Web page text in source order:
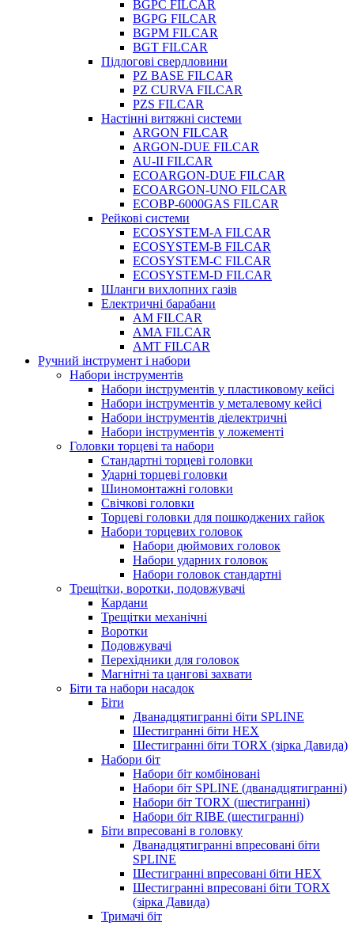
BGPC FILCAR
BGPG FILCAR
BGPM FILCAR
BGT FILCAR
Підлогові свердловини
PZ BASE FILCAR
PZ CURVA FILCAR
PZS FILCAR
Настінні витяжні системи
ARGON FILCAR
ARGON-DUE FILCAR
AU-II FILCAR
ECOARGON-DUE FILCAR
ECOARGON-UNO FILCAR
ECOBP-6000GAS FILCAR
Рейкові системи
ECOSYSTEM-A FILCAR
ECOSYSTEM-B FILCAR
ECOSYSTEM-C FILCAR
ECOSYSTEM-D FILCAR
Шланги вихлопних газів
Електричні барабани
AM FILCAR
AMA FILCAR
AMT FILCAR
Ручний інструмент і набори
Набори інструментів
Набори інструментів у пластиковому кейсі
Набори інструментів у металевому кейсі
Набори інструментів діелектричні
Набори інструментів у ложементі
Головки торцеві та набори
Стандартні торцеві головки
Ударні торцеві головки
Шиномонтажні головки
Свічкові головки
Торцеві головки для пошкоджених гайок
Набори торцевих головок
Набори дюймових головок
Набори ударних головок
Набори головок стандартні
Трещітки, воротки, подовжувачі
Кардани
Трещітки механічні
Воротки
Подовжувачі
Перехідники для головок
Магнітні та цангові захвати
Біти та набори насадок
Біти
Дванадцятигранні біти SPLINE
Шестигранні біти HEX
Шестигранні біти TORX (зірка Давида)
Набори біт
Набори біт комбіновані
Набори біт SPLINE (дванадцятигранні)
Набори біт TORX (шестигранні)
Набори біт RIBE (шестигранні)
Біти впресовані в головку
Дванадцятигранні впресовані біти
SPLINE
Шестигранні впресовані біти HEX
Шестигранні впресовані біти TORX
(зірка Давида)
Тримачі біт